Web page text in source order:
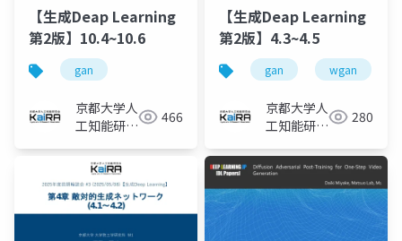
【生成Deap Learning
第2版】10.4~10.6
gan
京都大学人
工知能研究
466
【生成Deap Learning
第2版】4.3~4.5
gan wgan
京都大学人
工知能研究
280